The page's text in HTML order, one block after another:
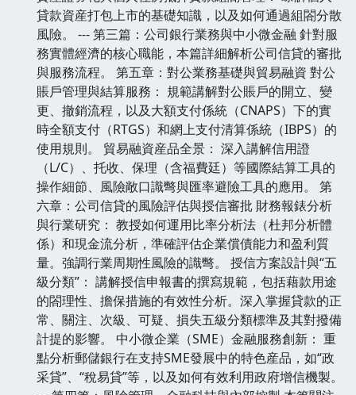
貸款資産打包上市的基礎知識，以及如何通過組閤分散
風險。 --- 第三篇：公司銀行業務與中小微金融 針對服
務實體經濟的核心職能，本篇詳細解析公司信貸的審批
與服務流程。 第五章：對公業務基礎與貿易融資 對公
賬戶管理與結算服務： 規範講解對公賬戶的開立、變
更、撤銷流程，以及大額支付係統（CNAPS）下的實
時全額支付（RTGS）和網上支付清算係統（IBPS）的
使用規則。 貿易融資産品全景： 深入講解信用證
（L/C）、托收、保理（含福費廷）等國際結算工具的
操作細節、風險敞口識彆與匯率避險工具的應用。 第
六章：公司信貸的風險評估與授信審批 財務報錶分析
與行業研究： 教授如何運用比率分析法（杜邦分析體
係）和現金流分析，準確評估企業償債能力和盈利質
量。強調行業周期性風險的識彆。 授信方案設計與“五
級分類”： 講解授信申報書的撰寫規範，包括藉款用途
的閤理性、擔保措施的有效性分析。深入掌握貸款的正
常、關注、次級、可疑、損失五級分類標準及其對撥備
計提的影響。 中小微企業（SME）金融服務創新： 重
點分析郵儲銀行在支持SME發展中的特色産品，如“政
采貸”、“稅易貸”等，以及如何有效利用政府增信機製。